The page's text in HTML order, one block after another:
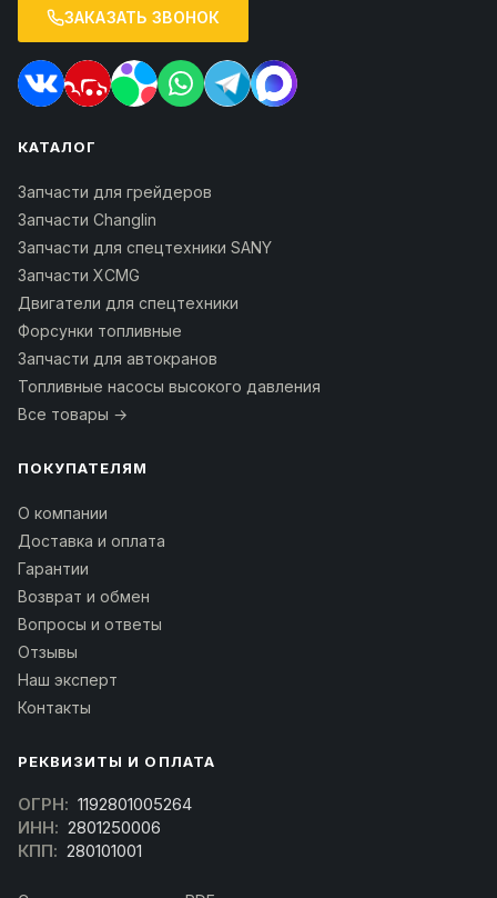
ЗАКАЗАТЬ ЗВОНОК
КАТАЛОГ
Запчасти для грейдеров
Запчасти Changlin
Запчасти для спецтехники SANY
Запчасти XCMG
Двигатели для спецтехники
Форсунки топливные
Запчасти для автокранов
Топливные насосы высокого давления
Все товары →
ПОКУПАТЕЛЯМ
О компании
Доставка и оплата
Гарантии
Возврат и обмен
Вопросы и ответы
Отзывы
Наш эксперт
Контакты
РЕКВИЗИТЫ И ОПЛАТА
ОГРН: 1192801005264
ИНН: 2801250006
КПП: 280101001